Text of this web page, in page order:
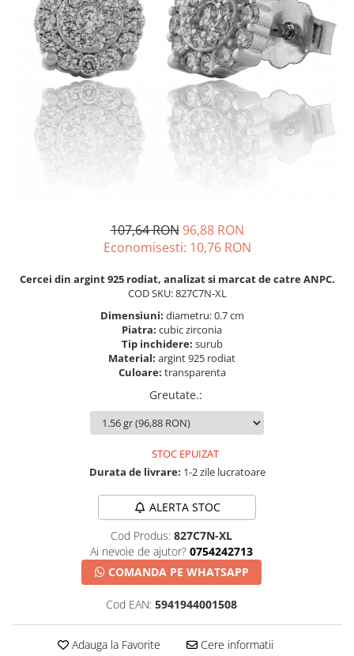
INELE
PIERCING
SETURI BIJUTERII
ACE DE CRAVATA
BRATARI PENTRU PICIOR
BUTONI
INELE
BUTONI
BRATARA TIP ROZARIU
LANTURI TIP ROZARIU
107,64 RON 96,88 RON
Economisesti: 10,76 RON
Cercei din argint 925 rodiat, analizat si marcat de catre ANPC.
COD SKU: 827C7N-XL
Dimensiuni: diametru: 0.7 cm
Piatra: cubic zirconia
Tip inchidere: surub
Material: argint 925 rodiat
Culoare: transparenta
Greutate.:
STOC EPUIZAT
Durata de livrare: 1-2 zile lucratoare
ALERTA STOC
Cod Produs: 827C7N-XL
Ai nevoie de ajutor? 0754242713
COMANDA PE WHATSAPP
Cod EAN: 5941944001508
Adauga la Favorite Cere informatii